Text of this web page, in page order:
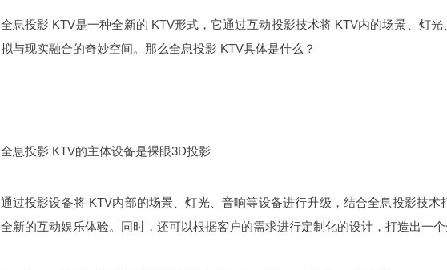
全息投影 KTV是一种全新的 KTV形式，它通过互动投影技术将 KTV内的场景、灯
拟与现实融合的奇妙空间。那么全息投影 KTV具体是什么？
全息投影 KTV的主体设备是裸眼3D投影
通过投影设备将 KTV内部的场景、灯光、音响等设备进行升级，结合全息投影技
全新的互动娱乐体验。同时，还可以根据客户的需求进行定制化的设计，打造出一个